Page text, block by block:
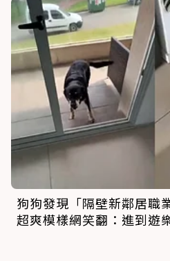
狗狗發現「隔壁新鄰居職
超爽模樣網笑翻：進到遊